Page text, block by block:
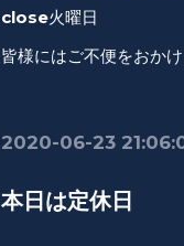
close火曜日
皆様にはご不便をおか
2020-06-23
本日は定休日